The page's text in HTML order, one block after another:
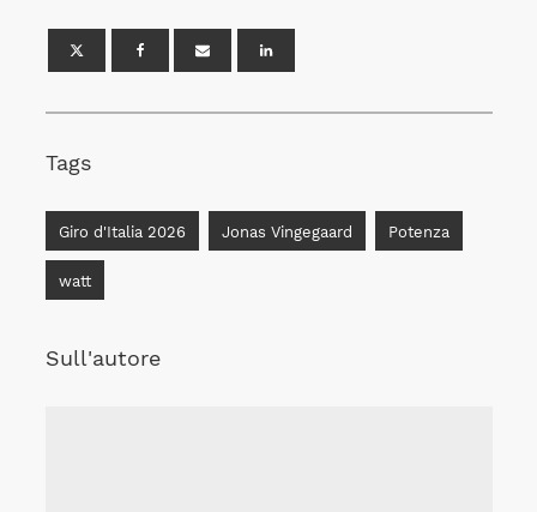
Tags
Giro d'Italia 2026 Jonas Vingegaard Potenza
watt
Sull'autore